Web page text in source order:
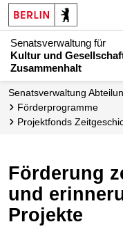
Senatsverwaltung für
Kultur und
Zusammenhalt
Senats­verwaltung
Förder­programme
Projektfonds
Förderung zeitgeschichtlicher
und
Projekte